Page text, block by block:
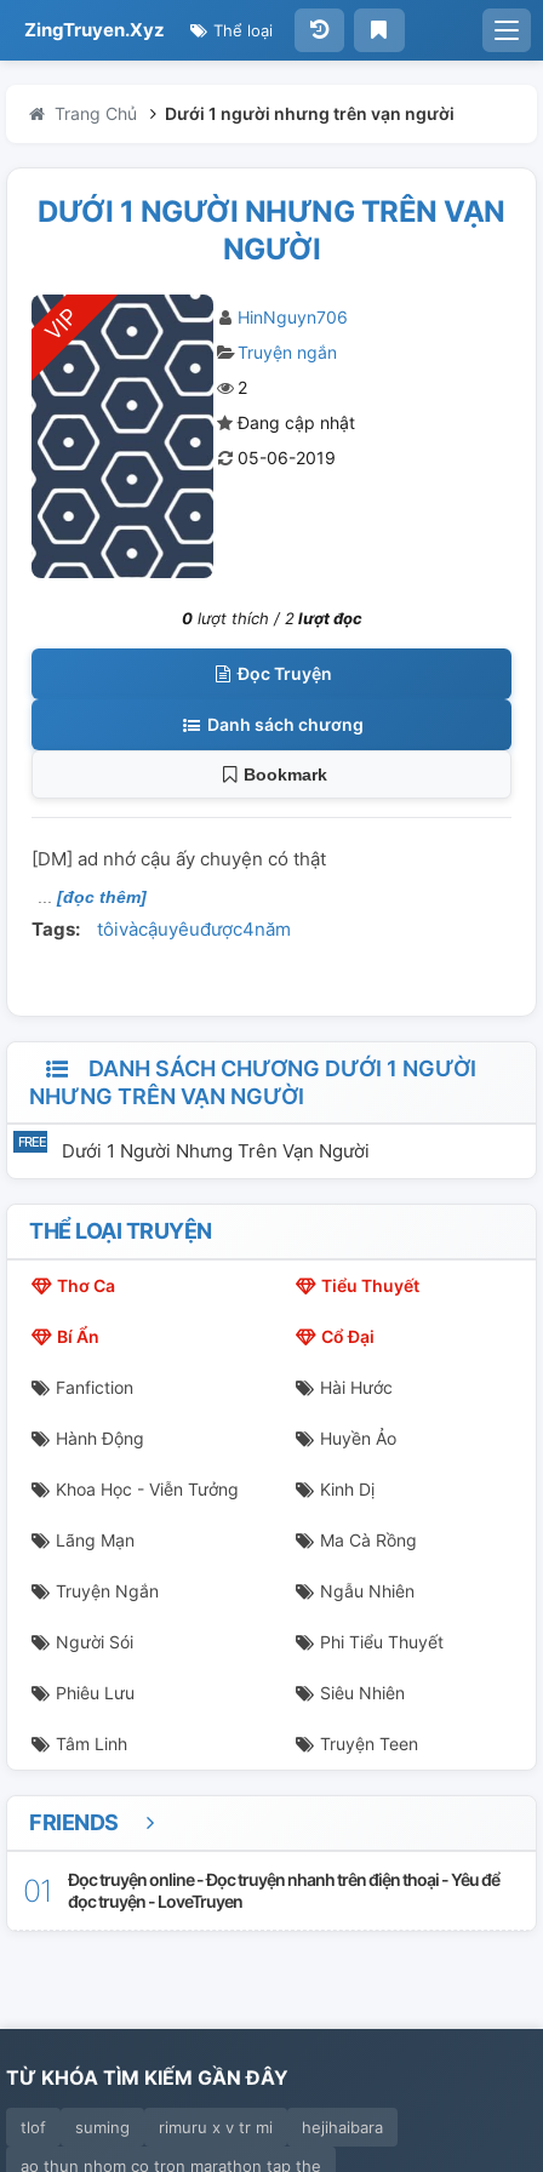
ZingTruyen.Xyz Thể loại
Trang Chủ Dưới 1 người nhưng trên vạn người
DƯỚI 1 NGƯỜI NHƯNG TRÊN VẠN
NGƯỜI
HinNguyn706
Truyện ngắn
2
Đang cập nhật
05-06-2019
0lượt thích /2lượt đọc
Đọc Truyện
Danh sách chương
Bookmark
[DM] ad nhớ cậu ấy chuyện có thật
[đọc thêm]
Tags: tôivàcậuyêuđược4năm
DANH SÁCH CHƯƠNG DƯỚI 1 NGƯỜI
NHƯNG TRÊN VẠN NGƯỜI
Dưới 1 Người Nhưng Trên Vạn Người
THỂ LOẠI TRUYỆN
Thơ Ca Tiểu Thuyết
Bí Ẩn Cổ Đại
Fanfiction Hài Hước
Hành Động Huyền Ảo
Khoa Học - Viễn Tưởng Kinh Dị
Lãng Mạn Ma Cà Rồng
Truyện Ngắn Ngẫu Nhiên
Người Sói Phi Tiểu Thuyết
Phiêu Lưu Siêu Nhiên
Tâm Linh Truyện Teen
FRIENDS
Đọc truyện online - Đọc truyện nhanh trên điện thoại - Yêu để
đọc truyện - LoveTruyen
TỪ KHÓA TÌM KIẾM GẦN ĐÂY
tlof suming rimuru x v tr mi
hejihaibara
ao thun nhom co tron marathon tap the